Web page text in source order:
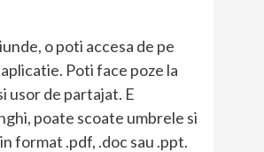
o poti accesa de pe
Poti face poze la
usor de partajat. E
poate scoate umbrele si
format .pdf, .doc sau .ppt.